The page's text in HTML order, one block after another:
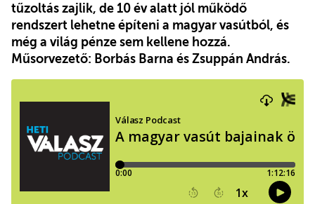
tűzoltás zajlik, de 10 év alatt jól működő
rendszert lehetne építeni a magyar vasútból, és
még a világ pénze sem kellene hozzá.
Műsorvezető: Borbás Barna és Zsuppán András.